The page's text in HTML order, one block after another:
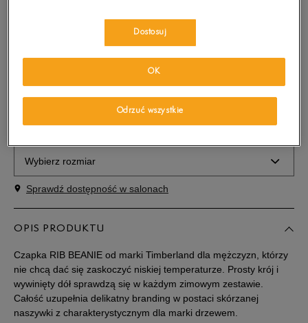
TIMBERLAND CZAPKA RIB BEANIE
69,99zł
PRODUKT NIEDOSTĘPNY
Wybierz swój rozmiar, a gdy będzie dostępny, otrzymasz od nas
wiadomość e-mail.
Wybierz rozmiar
ONE SIZE Powiadom o dostępności
Sprawdź dostępność w salonach
OPIS PRODUKTU
Czapka RIB BEANIE od marki Timberland dla mężczyzn, którzy
nie chcą dać się zaskoczyć niskiej temperaturze. Prosty krój i
wywinięty dół sprawdzą się w każdym zimowym zestawie.
Całość uzupełnia delikatny branding w postaci skórzanej
naszywki z charakterystycznym dla marki drzewem.
Dostosuj
Odrzuć wszystkie
OK